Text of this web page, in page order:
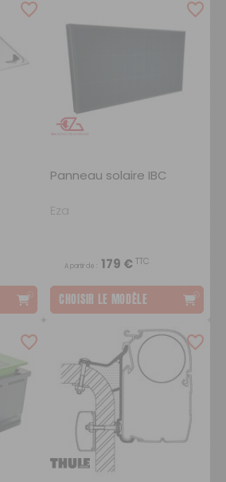
Panneau solaire IBC
Eza
A partir de : 179 €TTC
CHOISIR LE MODÈLE